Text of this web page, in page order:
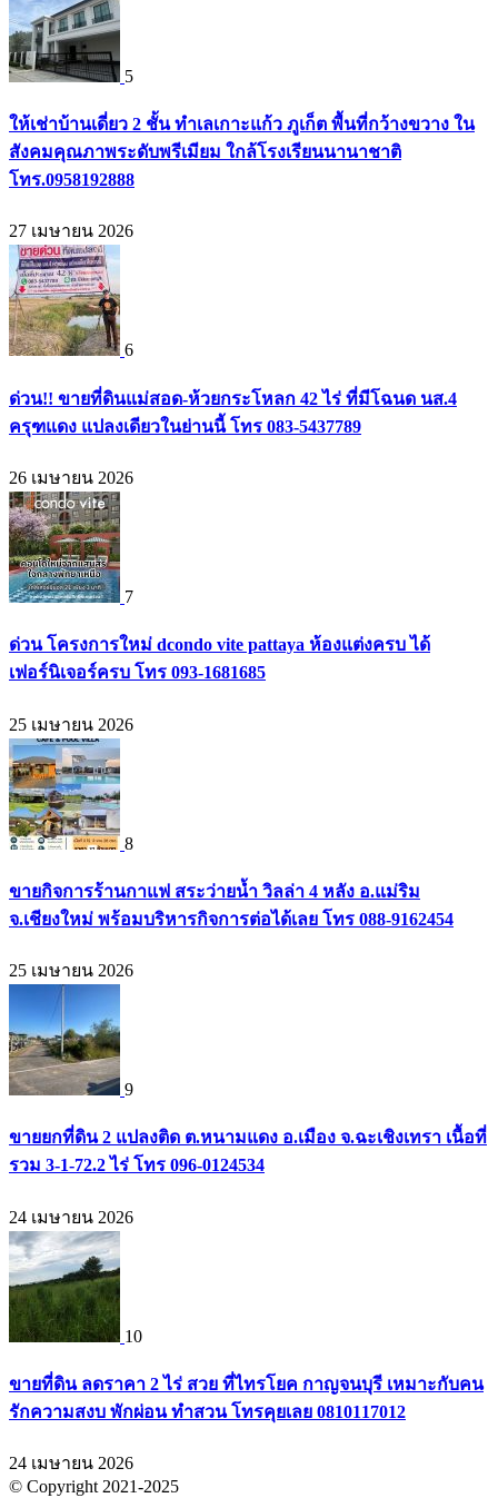
5
ให้เช่าบ้านเดี่ยว 2 ชั้น ทำเลเกาะแก้ว ภูเก็ต พื้นที่กว้างขวาง ใน
สังคมคุณภาพระดับพรีเมียม ใกล้โรงเรียนนานาชาติ
โทร.0958192888
27 เมษายน 2026
6
ด่วน!! ขายที่ดินแม่สอด-ห้วยกระโหลก 42 ไร่ ที่มีโฉนด นส.4
ครุฑแดง แปลงเดียวในย่านนี้ โทร 083-5437789
26 เมษายน 2026
7
ด่วน โครงการใหม่ dcondo vite pattaya ห้องแต่งครบ ได้
เฟอร์นิเจอร์ครบ โทร 093-1681685
25 เมษายน 2026
8
ขายกิจการร้านกาแฟ สระว่ายน้ำ วิลล่า 4 หลัง อ.แม่ริม
จ.เชียงใหม่ พร้อมบริหารกิจการต่อได้เลย โทร 088-9162454
25 เมษายน 2026
9
ขายยกที่ดิน 2 แปลงติด ต.หนามแดง อ.เมือง จ.ฉะเชิงเทรา เนื้อที่
รวม 3-1-72.2 ไร่ โทร 096-0124534
24 เมษายน 2026
10
ขายที่ดิน ลดราคา 2 ไร่ สวย ที่ไทรโยค กาญจนบุรี เหมาะกับคน
รักความสงบ พักผ่อน ทำสวน โทรคุยเลย 0810117012
24 เมษายน 2026
© Copyright 2021-2025